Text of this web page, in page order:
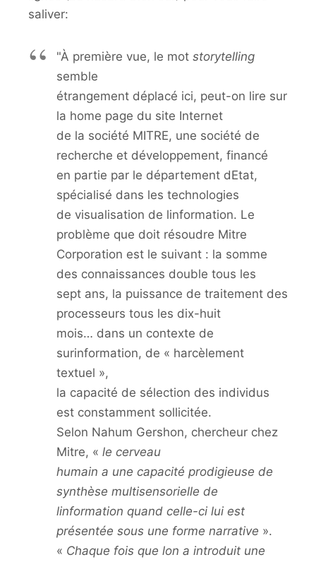
saliver:
"À première vue, le mot storytelling
semble
étrangement déplacé ici, peut-on lire sur
la home page du site Internet
de la société MITRE, une société de
recherche et développement, financé
en partie par le département dEtat,
spécialisé dans les technologies
de visualisation de linformation. Le
problème que doit résoudre Mitre
Corporation est le suivant : la somme
des connaissances double tous les
sept ans, la puissance de traitement des
processeurs tous les dix-huit
mois… dans un contexte de
surinformation, de « harcèlement
textuel »,
la capacité de sélection des individus
est constamment sollicitée.
Selon Nahum Gershon, chercheur chez
Mitre, « le cerveau
humain a une capacité prodigieuse de
synthèse multisensorielle de
linformation quand celle-ci lui est
présentée sous une forme narrative ».
« Chaque fois que lon a introduit une